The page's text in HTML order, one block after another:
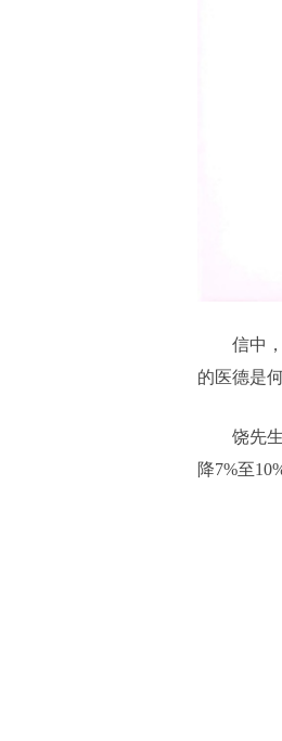
信中
的医德是
饶先
降7%至